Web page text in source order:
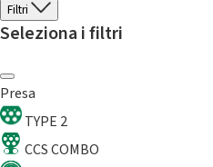
Filtri
Seleziona i filtri
Presa
TYPE 2
CCS COMBO